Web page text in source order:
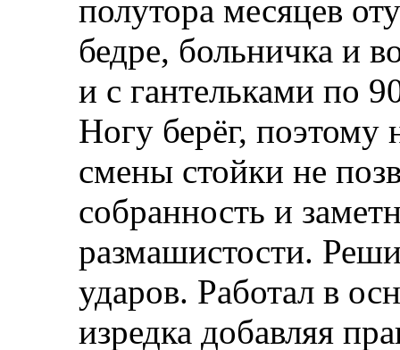
полутора месяцев
бедре, больничка и
и с гантельками по
Ногу берёг, поэтому
смены стойки не
собранность и
размашистости.
ударов. Работал в
изредка добавляя